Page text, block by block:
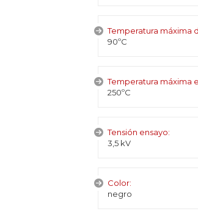
Temperatura máxima
90ºC
Temperatura máxima
250ºC
Tensión ensayo:
3,5 kV
Color:
negro